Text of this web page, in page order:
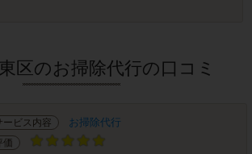
区のお掃除代行の口コミ
ービス内容 お掃除代行
価